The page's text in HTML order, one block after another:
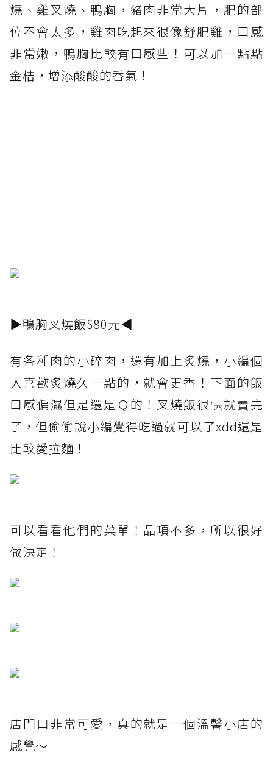
燒、雞叉燒、鴨胸，豬肉非常大片，肥的部
位不會太多，雞肉吃起來很像舒肥雞，口感
非常嫩，鴨胸比較有口感些！可以加一點點
金桔，增添酸酸的香氣！
▶鴨胸叉燒飯$80元◀
有各種肉的小碎肉，還有加上炙燒，小編個
人喜歡炙燒久一點的，就會更香！下面的飯
口感偏濕但是還是Ｑ的！叉燒飯很快就賣完
了，但偷偷說小編覺得吃過就可以了xdd還是
比較愛拉麵！
可以看看他們的菜單！品項不多，所以很好
做決定！
店門口非常可愛，真的就是一個溫馨小店的
感覺～